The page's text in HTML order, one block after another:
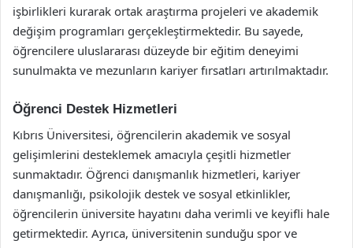
işbirlikleri kurarak ortak araştırma projeleri ve akademik
değişim programları gerçekleştirmektedir. Bu sayede,
öğrencilere uluslararası düzeyde bir eğitim deneyimi
sunulmakta ve mezunların kariyer fırsatları artırılmaktadır.
Öğrenci Destek Hizmetleri
Kıbrıs Üniversitesi, öğrencilerin akademik ve sosyal
gelişimlerini desteklemek amacıyla çeşitli hizmetler
sunmaktadır. Öğrenci danışmanlık hizmetleri, kariyer
danışmanlığı, psikolojik destek ve sosyal etkinlikler,
öğrencilerin üniversite hayatını daha verimli ve keyifli hale
getirmektedir. Ayrıca, üniversitenin sunduğu spor ve